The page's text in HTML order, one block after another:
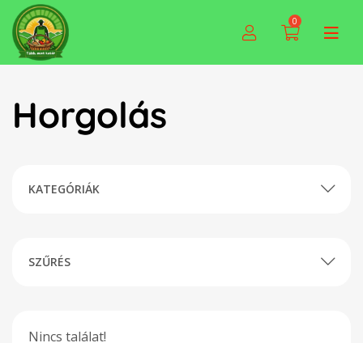
0
Horgolás
KATEGÓRIÁK
SZŰRÉS
Nincs találat!